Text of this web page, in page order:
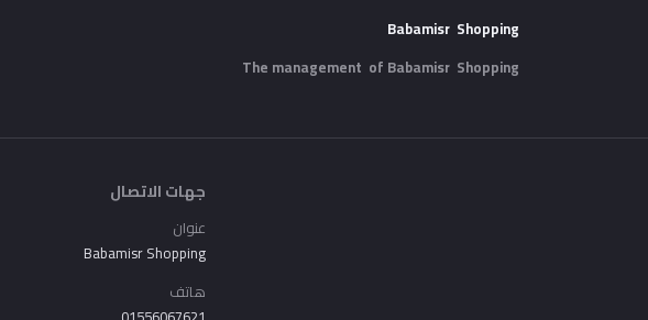
Babamisr Shopping
The management of Babamisr Shopping
جهات الاتصال
عنوان
Babamisr Shopping
هاتف